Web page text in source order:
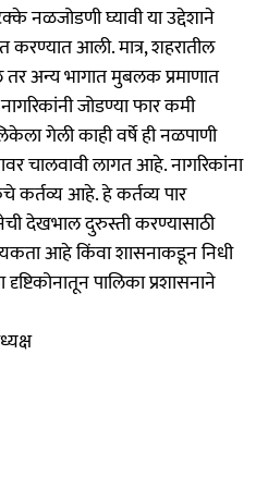
नळजोडणी घ्यावी या उद्देशाने
करण्यात आली. मात्र, शहरातील
अन्य भागात मुबलक प्रमाणात
जोडण्या फार कमी
गेली काही वर्षे ही नळपाणी
चालवावी लागत आहे. नागरिकांना
कर्तव्य आहे. हे कर्तव्य पार
देखभाल दुरुस्ती करण्यासाठी
आहे किंवा शासनाकडून निधी
पालिका प्रशासनाने